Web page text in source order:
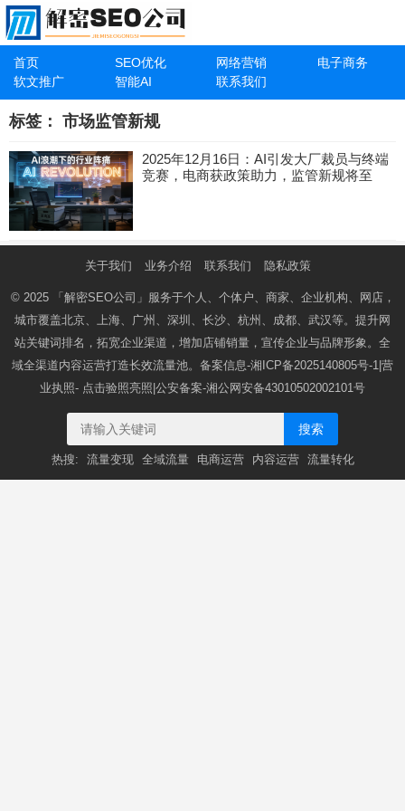
首页 SEO优化 网络营销
电子商务
软文推广
智能AI 联系我们
标签： 市场监管新规
2025年12月16日：AI引发大厂裁员与终端
竞赛，电商获政策助力，监管新规将至
关于我们 业务介绍 联系我们 隐私政策
© 2025 「解密SEO公司」 服务于个人、个体户、商家、企业机构、网店，
城市覆盖北京、上海、广州、深圳、长沙、杭州、成都、武汉等。提升网
站关键词排名，拓宽企业渠道，增加店铺销量，宣传企业与品牌形象。全
域全渠道内容运营打造长效流量池。备案信息-湘ICP备2025140805号-1 |营
业执照- 点击验照亮照 |公安备案-湘公网安备43010502002101号
搜索
热搜: 流量变现 全域流量 电商运营 内容运营 流量转化